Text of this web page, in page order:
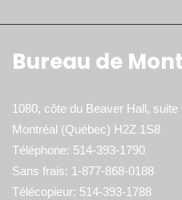
Bureau de
1080, côte du Beaver Hall, suite
Montréal (Québec) H2Z 1S8
Téléphone: 514-393-1790
Sans frais: 1-877-868-0188
Télécopieur: 514-393-1788